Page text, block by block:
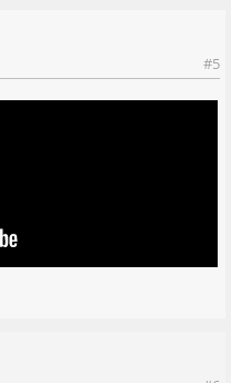
#5